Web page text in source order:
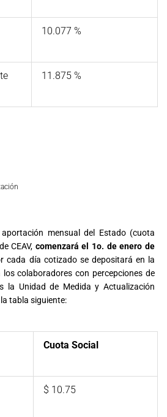
10.077 %
11.875 %
mensual del Estado (cuota
CEAV, comenzará el 1o. de enero de
cada día cotizado se depositará en la
colaboradores con percepciones de
la Unidad de Medida y Actualización
tabla siguiente:
Cuota Social
$ 10.75